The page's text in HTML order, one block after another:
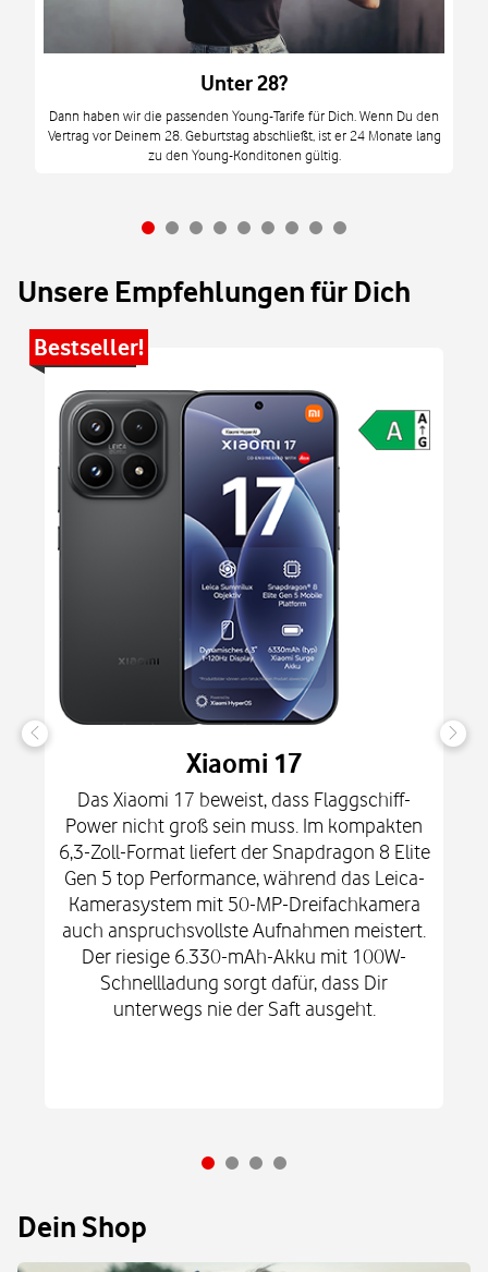
Unter 28?
Dann haben wir die passenden Young-Tarife für Dich. Wenn Du den
Vertrag vor Deinem 28. Geburtstag abschließt, ist er 24 Monate lang
zu den Young-Konditonen gültig.
Unsere Empfehlungen für Dich
Bestseller!
Xiaomi 17
Das Xiaomi 17 beweist, dass Flaggschiff-
Power nicht groß sein muss. Im kompakten
6,3-Zoll-Format liefert der Snapdragon 8 Elite
Gen 5 top Performance, während das Leica-
Kamerasystem mit 50-MP-Dreifachkamera
auch anspruchsvollste Aufnahmen meistert.
Der riesige 6.330-mAh-Akku mit 100W-
Schnellladung sorgt dafür, dass Dir
unterwegs nie der Saft ausgeht.
Dein Shop